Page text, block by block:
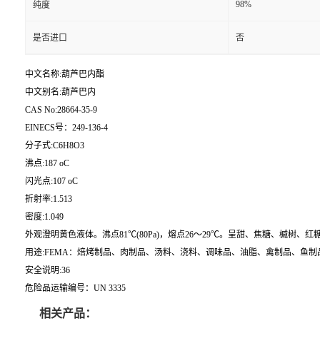
纯度 98%
是否进口 否
中文名称:葫芦巴内酯
中文别名:葫芦巴内
CAS No:28664-35-9
EINECS号：249-136-4
分子式:C6H8O3
沸点:187 oC
闪光点:107 oC
折射率:1.513
密度:1.049
外观澄明黄色液体。沸点81℃(80Pa)，熔点26～29℃。呈甜、焦糖、槭树、
用途:FEMA：焙烤制品、肉制品、汤料、浇料、调味品、油脂、禽制品、鱼制
安全说明:36
危险品运输编号：UN 3335
相关产品：